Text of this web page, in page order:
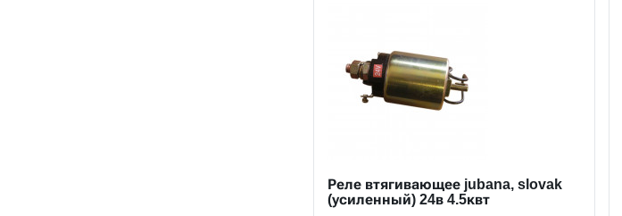
Реле втягивающее jubana, slovak
(усиленный) 24в 4.5квт